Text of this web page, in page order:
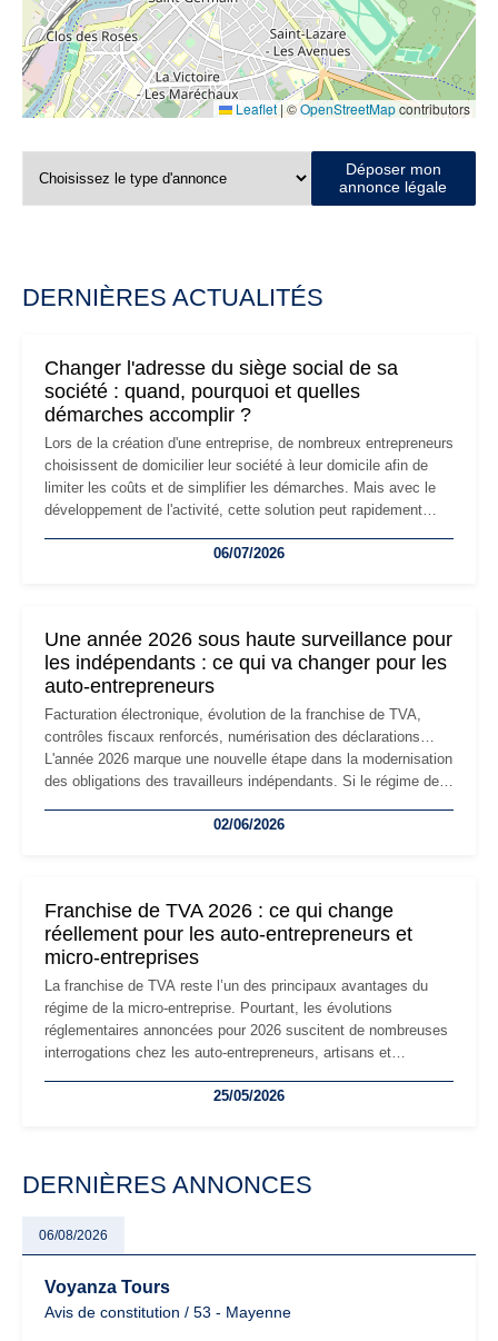
Leaflet |©OpenStreetMapcontributors
Déposer mon
annonce légale
DERNIÈRES ACTUALITÉS
Changer l'adresse du siège social de sa
société : quand, pourquoi et quelles
démarches accomplir ?
Lors de la création d'une entreprise, de nombreux entrepreneurs
choisissent de domicilier leur société à leur domicile afin de
limiter les coûts et de simplifier les démarches. Mais avec le
développement de l'activité, cette solution peut rapidement
professionnels, recrutement, image de marque… Le
06/07/2026
Une année 2026 sous haute surveillance pour
les indépendants : ce qui va changer pour les
auto-entrepreneurs
Facturation électronique, évolution de la franchise de TVA,
contrôles fiscaux renforcés, numérisation des déclarations…
L'année 2026 marque une nouvelle étape dans la modernisation
des obligations des travailleurs indépendants. Si le régime de
les auto-entrepreneurs devront s'adapter à un environnement
02/06/2026
Franchise de TVA 2026 : ce qui change
réellement pour les auto-entrepreneurs et
micro-entreprises
La franchise de TVA reste l’un des principaux avantages du
régime de la micro-entreprise. Pourtant, les évolutions
réglementaires annoncées pour 2026 suscitent de nombreuses
interrogations chez les auto-entrepreneurs, artisans et
facturation ou risque de bascule vers la TVA : les règles
25/05/2026
DERNIÈRES ANNONCES
06/08/2026
Voyanza Tours
Avis de constitution / 53 - Mayenne